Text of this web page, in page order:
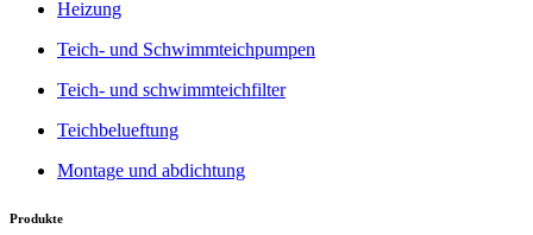
Heizung
Teich- und Schwimmteichpumpen
Teich- und schwimmteichfilter
Teichbelueftung
Montage und abdichtung
Produkte